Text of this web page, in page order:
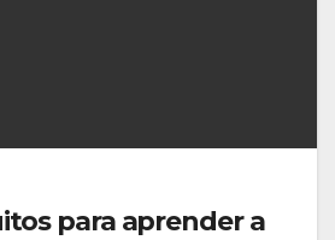
para aprender a